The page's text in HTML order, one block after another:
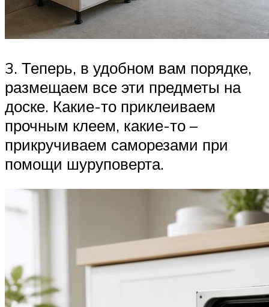
3. Теперь, в удобном вам порядке,
размещаем все эти предметы на
доске. Какие-то приклеиваем
прочным клеем, какие-то –
прикручиваем саморезами при
помощи шуруповерта.